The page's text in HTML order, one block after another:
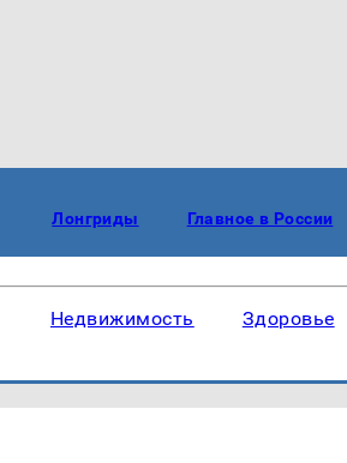
Лонгриды Главное в России
Недвижимость Здоровье